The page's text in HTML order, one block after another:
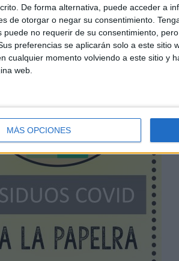
De forma alternativa, puede acceder a
de otorgar o negar su consentimiento.
puede no requerir de su consentimiento,
preferencias se aplicarán solo a este sitio
cualquier momento volviendo a este sitio y
web.
MÁS OPCIONES